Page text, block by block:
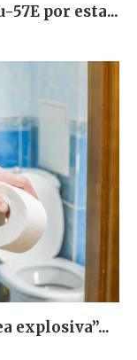
57E por esta...
explosiva”...